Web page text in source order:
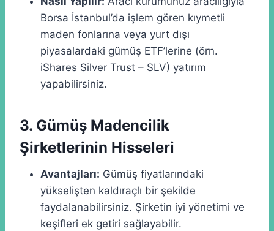
Borsa İstanbul’da işlem gören kıymetli
maden fonlarına veya yurt dışı
piyasalardaki gümüş ETF’lerine (örn.
iShares Silver Trust – SLV) yatırım
yapabilirsiniz.
3. Gümüş Madencilik
Şirketlerinin Hisseleri
Avantajları: Gümüş fiyatlarındaki
yükselişten kaldıraçlı bir şekilde
faydalanabilirsiniz. Şirketin iyi yönetimi ve
keşifleri ek getiri sağlayabilir.